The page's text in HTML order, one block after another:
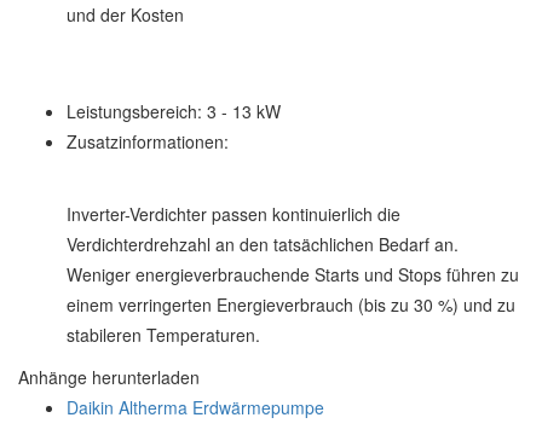
und der Kosten
Leistungsbereich: 3 - 13 kW
Zusatzinformationen:
Inverter-Verdichter passen kontinuierlich die
Verdichterdrehzahl an den tatsächlichen Bedarf an.
Weniger energieverbrauchende Starts und Stops führen zu
einem verringerten Energieverbrauch (bis zu 30 %) und zu
stabileren Temperaturen.
Anhänge herunterladen
Daikin Altherma Erdwärmepumpe